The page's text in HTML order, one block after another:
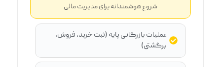
شروع هوشمندانه برای مدیریت مالی
عملیات بازرگانی پایه (ثبت خرید، فروش،
برگشتی)